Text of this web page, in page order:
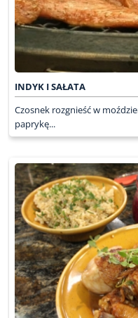
INDYK I SAŁATA
Czosnek rozgnieść w
paprykę...